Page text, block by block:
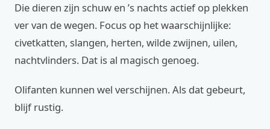
Die dieren zijn schuw en ’s nachts actief op plekken
ver van de wegen. Focus op het waarschijnlijke:
civetkatten, slangen, herten, wilde zwijnen, uilen,
nachtvlinders. Dat is al magisch genoeg.
Olifanten kunnen wel verschijnen. Als dat gebeurt,
blijf rustig.